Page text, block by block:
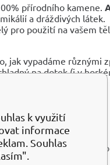
přírodního kamene.
a dráždivých látek.
pro použití na vašem
jak vypadáme různými
na dotek (i v
krémy a séra hlouběji
k využití
informace
Souhlas